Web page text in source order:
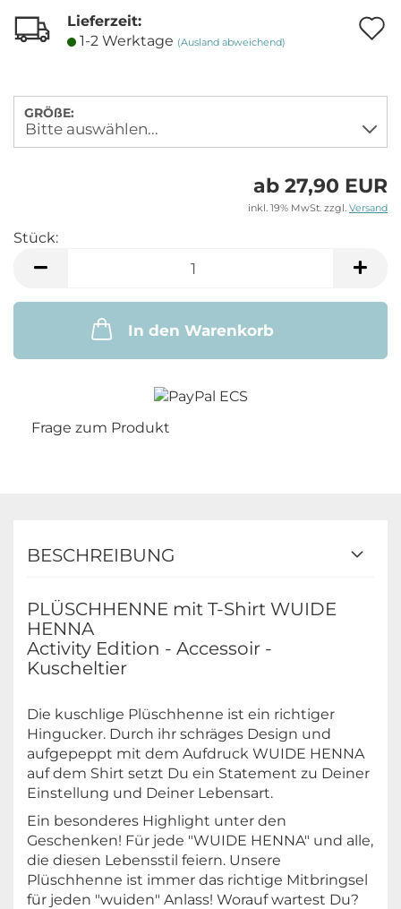
Lieferzeit:
1-2 Werktage (Ausland abweichend)
GRÖßE:
ab 27,90 EUR
inkl. 19% MwSt. zzgl. Versand
Stück:
In den Warenkorb
Frage zum Produkt
BESCHREIBUNG
PLÜSCHHENNE mit T-Shirt WUIDE
HENNA
Activity Edition - Accessoir -
Kuscheltier
Die kuschlige Plüschhenne ist ein richtiger
Hingucker. Durch ihr schräges Design und
aufgepeppt mit dem Aufdruck WUIDE HENNA
auf dem Shirt setzt Du ein Statement zu Deiner
Einstellung und Deiner Lebensart.
Ein besonderes Highlight unter den
Geschenken! Für jede "WUIDE HENNA" und alle,
die diesen Lebensstil feiern. Unsere
Plüschhenne ist immer das richtige Mitbringsel
für jeden "wuiden" Anlass! Worauf wartest Du?